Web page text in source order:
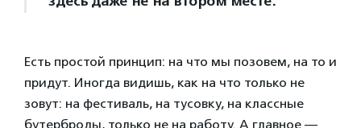
Есть простой принцип: на что мы позовем, на то и
придут. Иногда видишь, как на что только не
зовут: на фестиваль, на тусовку, на классные
бутерброды, только не на работу. А главное —